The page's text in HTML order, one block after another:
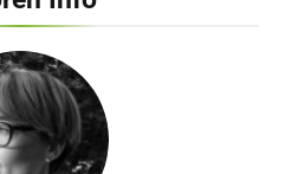
und Co. – Arzt
als Anfänger